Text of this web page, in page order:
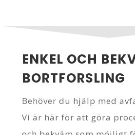
ENKEL OCH
BORTFORSLING
Behöver du hjälp med
Vi är här för att göra